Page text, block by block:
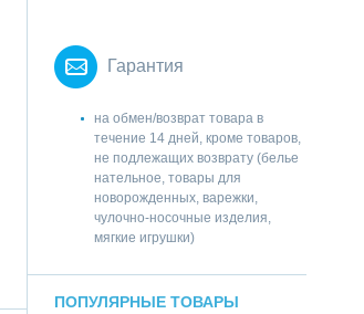
Гарантия
на обмен/возврат товара в
течение 14 дней, кроме товаров,
не подлежащих возврату (белье
нательное, товары для
новорожденных, варежки,
чулочно-носочные изделия,
мягкие игрушки)
ПОПУЛЯРНЫЕ ТОВАРЫ